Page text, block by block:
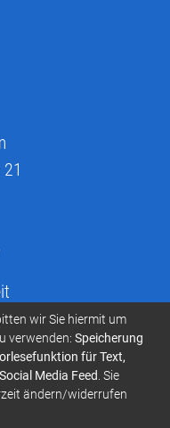
wir Sie hiermit um
verwenden: Speicherung
für Text,
Media Feed. Sie
ändern/widerrufen